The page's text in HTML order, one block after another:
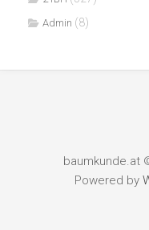
Admin (8)
baumkunde.at
Powered by